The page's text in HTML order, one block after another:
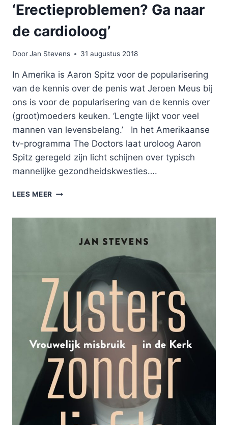
‘Erectieproblemen? Ga naar
de cardioloog’
DoorJan Stevens 31 augustus 2018
In Amerika is Aaron Spitz voor de popularisering
van de kennis over de penis wat Jeroen Meus bij
ons is voor de popularisering van de kennis over
(groot)moeders keuken. ‘Lengte lijkt voor veel
mannen van levensbelang.’ In het Amerikaanse
tv-programma The Doctors laat uroloog Aaron
Spitz geregeld zijn licht schijnen over typisch
mannelijke gezondheidskwesties….
LEES MEER ‘ERECTIEPROBLEMEN?